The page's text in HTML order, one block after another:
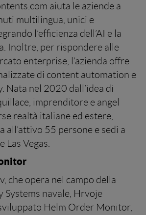
aiuta le aziende a
multilingua, unici e
l’efficienza dell’AI e la
Inoltre, per rispondere alle
enterprise, l’azienda offre
di content automation e
Nata nel 2020 dall’idea di
imprenditore e angel
realtà italiane ed estere,
all’attivo 55 persone e sedi a
Las Vegas.
che opera nel campo della
Systems navale, Hrvoje
Helm Order Monitor,